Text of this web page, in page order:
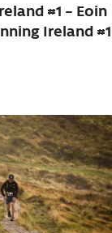
#1 – Eoin
Ireland #1